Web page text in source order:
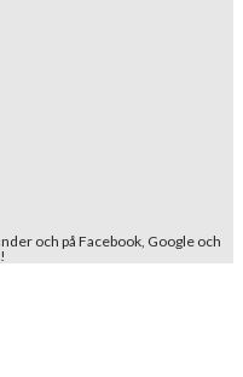
och på Facebook, Google och